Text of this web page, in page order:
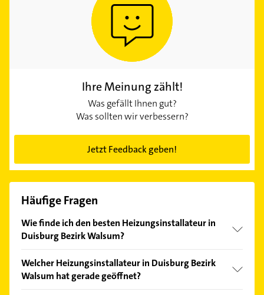
Ihre Meinung zählt!
Was gefällt Ihnen gut?
Was sollten wir verbessern?
Jetzt Feedback geben!
Häufige Fragen
Wie finde ich den besten Heizungsinstallateur in
Duisburg Bezirk Walsum?
Kundenmeinungen und profitieren Sie von den
Empfehlungen. Die Suchergebnisse können Sie sich
Welcher Heizungsinstallateur in Duisburg Bezirk
Walsum hat gerade geöffnet?